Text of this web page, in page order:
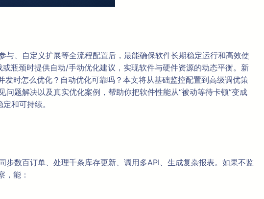
、自定义扩展等全流程配置后，最能确保软件长期稳定运行和高效使
瓶颈时提供自动/手动优化建议，实现软件与硬件资源的动态平衡。新
时怎么优化？自动优化可靠吗？本文将从基础监控配置到高级调优策
题解决以及真实优化案例，帮助你把软件性能从“被动等待卡顿”变成
和可持续。
数百订单、处理千条库存更新、调用多API、生成复杂报表。如果不监
，能：